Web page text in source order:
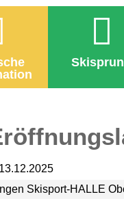
Skisport-HALLE